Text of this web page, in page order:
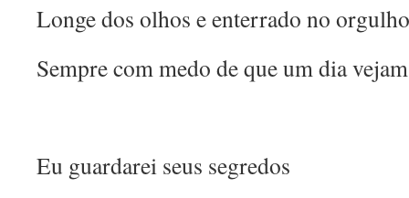
Longe dos olhos e enterrado no orgulho
Sempre com medo de que um dia vejam
Eu guardarei seus segredos